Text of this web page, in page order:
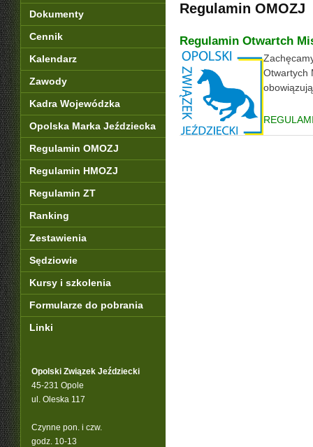
Dokumenty
Cennik
Kalendarz
Zawody
Kadra Wojewódzka
Opolska Marka Jeździecka
Regulamin OMOZJ
Regulamin HMOZJ
Regulamin ZT
Ranking
Zestawienia
Sędziowie
Kursy i szkolenia
Formularze do pobrania
Linki
Opolski Związek Jeździecki
45-231 Opole
ul. Oleska 117
Czynne pon. i czw.
godz. 10-13
Regulamin OMOZJ
Regulamin Otwartch
Otwartych